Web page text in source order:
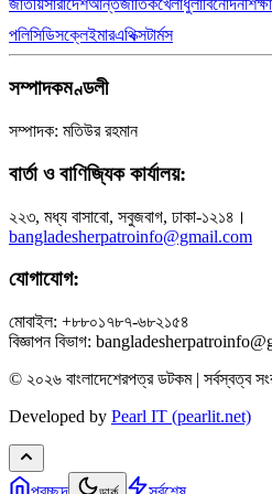
পলিসিডিসক্লেইমারএথিক্সটার্মস
সম্পাদকমণ্ডলী
সম্পাদক: মতিউর রহমান
বার্তা ও বাণিজ্যিক কার্যালয়:
২২৩, মধ্য বাসাবো, সবুজবাগ, ঢাকা-১২১৪।
bangladesherpatroinfo@gmail.com
যোগাযোগ:
মোবাইল: +৮৮০১৭৮৭-৬৮২১৫৪
বিজ্ঞাপন বিভাগ:
© ২০২৬ বাংলাদেশেরপত্র ডটকম | সর্বস্বত্ব
Developed by Pearl IT (pearlit.net)